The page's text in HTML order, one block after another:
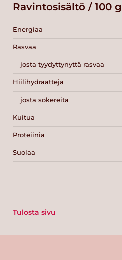
Ravintosisältö / 100 g
Energiaa
Rasvaa
josta tyydyttynyttä rasvaa
Hiilihydraatteja
josta sokereita
Kuitua
Proteiinia
Suolaa
Tulosta sivu